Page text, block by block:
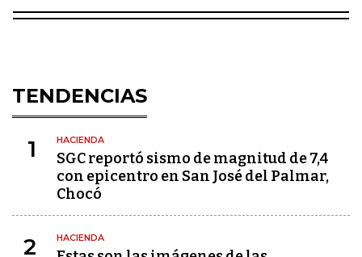
TENDENCIAS
1 HACIENDA
SGC reportó sismo de magnitud de 7,4
con epicentro en San José del Palmar,
Chocó
2 HACIENDA